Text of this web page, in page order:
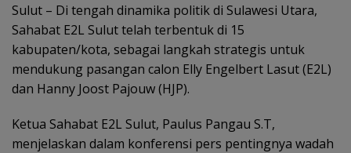
Sulut – Di tengah dinamika politik di Sulawesi Utara,
Sahabat E2L Sulut telah terbentuk di 15
kabupaten/kota, sebagai langkah strategis untuk
mendukung pasangan calon Elly Engelbert Lasut (E2L)
dan Hanny Joost Pajouw (HJP).
Ketua Sahabat E2L Sulut, Paulus Pangau S.T,
menjelaskan dalam konferensi pers pentingnya wadah